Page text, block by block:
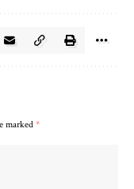
marked*